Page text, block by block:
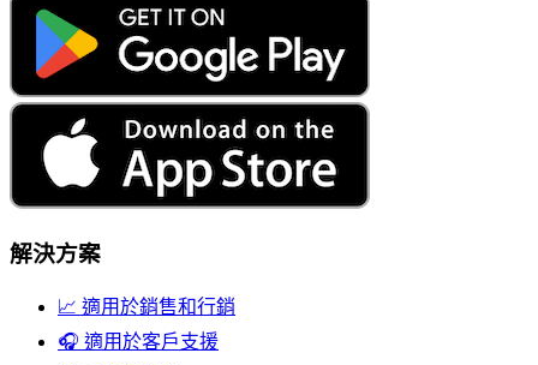
解決方案
📈 適用於銷售和行銷
🎧 適用於客戶支援